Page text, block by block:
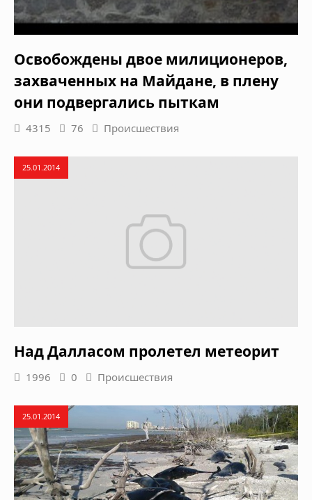
Освобождены двое милиционеров,
захваченных на Майдане, в плену
они подвергались пыткам
4315 76 Происшествия
25.01.2014
Над Далласом пролетел метеорит
1996 0 Происшествия
25.01.2014